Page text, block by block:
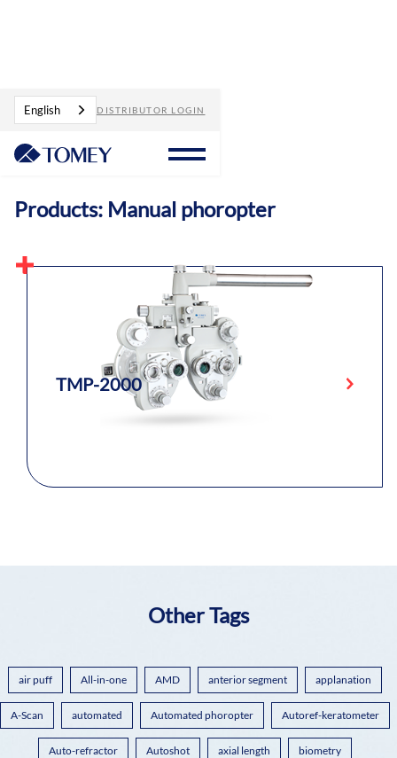
English DISTRIBUTOR LOGIN
Products Manual phoropter
Products: Manual phoropter
TMP-2000
Other Tags
air puff All-in-one AMD anterior segment applanation
A-Scan automated Automated phoropter Autoref-keratometer
Auto-refractor Autoshot axial length biometry